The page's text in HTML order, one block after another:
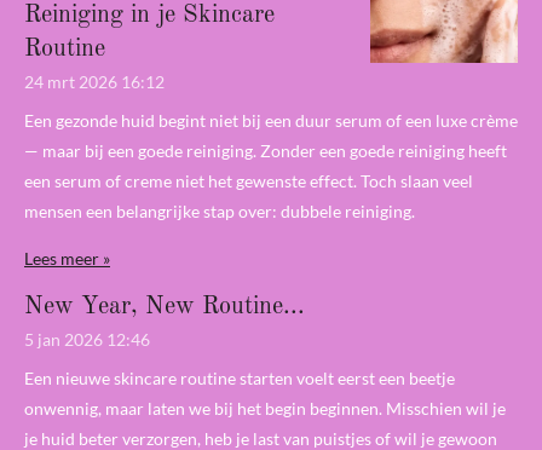
Reiniging in je Skincare
Routine
24 mrt 2026 16:12
Een gezonde huid begint niet bij een duur serum of een luxe crème
— maar bij een goede reiniging. Zonder een goede reiniging heeft
een serum of creme niet het gewenste effect. Toch slaan veel
mensen een belangrijke stap over: dubbele reiniging.
Lees meer »
New Year, New Routine...
5 jan 2026 12:46
Een nieuwe skincare routine starten voelt eerst een beetje
onwennig, maar laten we bij het begin beginnen. Misschien wil je
je huid beter verzorgen, heb je last van puistjes of wil je gewoon